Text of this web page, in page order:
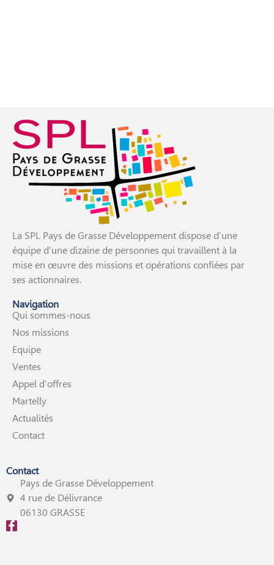
La SPL Pays de Grasse Développement dispose d’une
équipe d’une dizaine de personnes qui travaillent à la
mise en œuvre des missions et opérations confiées par
ses actionnaires.
Navigation
Qui sommes-nous
Nos missions
Equipe
Ventes
Appel d’offres
Martelly
Actualités
Contact
Contact
Pays de Grasse Développement
4 rue de Délivrance
06130 GRASSE